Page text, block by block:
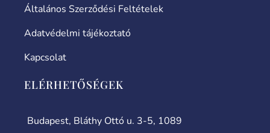
Általános Szerződési Feltételek
Adatvédelmi tájékoztató
Kapcsolat
ELÉRHETŐSÉGEK
Budapest, Bláthy Ottó u. 3-5, 1089